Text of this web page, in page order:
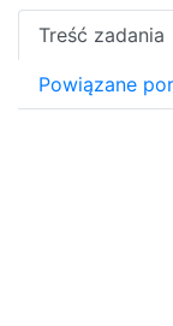
Treść zadania
Powiązane